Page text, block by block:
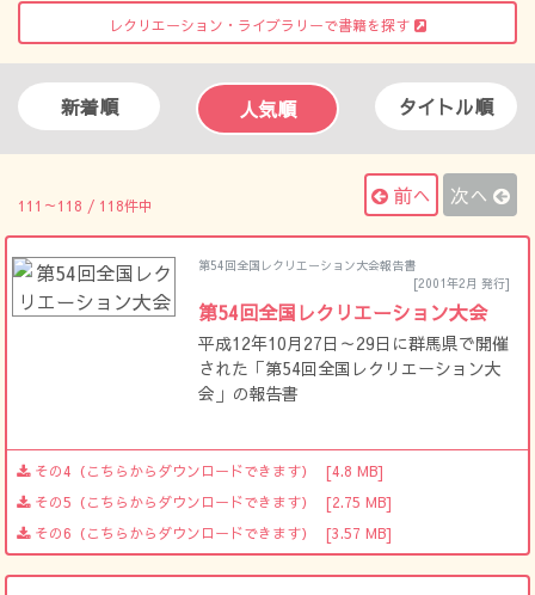
レクリエーション・ライブラリーで書籍を探す
新着順 人気順 タイトル順
111～118 / 118件中 前へ 次へ
第54回全国レクリエーション大会報告書
[2001年2月 発行]
第54回全国レクリエーション大会
平成12年10月27日～29日に群馬県で開催
された「第54回全国レクリエーション大
会」の報告書
その4（こちらからダウンロードできます）
[4.8 MB]
その5（こちらからダウンロードできます）
[2.75 MB]
その6（こちらからダウンロードできます）
[3.57 MB]